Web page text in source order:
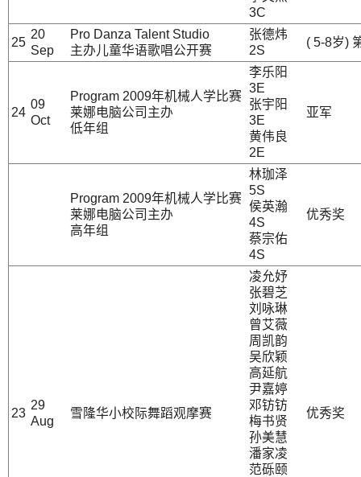
3C
25
20
Sep
Pro Danza Talent Studio
主办儿童华语歌唱公开赛
张德炜
2S
( 5-8岁)
24
09
Oct
Program 2009年机械人学比赛
莱娜电脑公司主办
低年组
李乐阳
3E
张宇阳
3E
黄伟良
2E
亚军
Program 2009年机械人学比赛
莱娜电脑公司主办
高年组
林珈泽
5S
侯英瀚
4S
蔡宗佑
4S
优秀奖
23
29
Aug
雪隆华小校际舞蹈观摩赛
凌允妤
张碧芝
刘咏琳
曾艾薇
周凯韵
吴欣颖
高延航
尹嘉婷
邓钫钫
梅书贤
孙美慧
潘家凌
范砾颐
优秀奖